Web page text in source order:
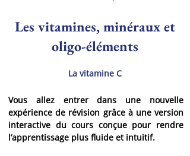
Les vitamines, minéraux et
oligo-éléments
La vitamine C
Vous allez entrer dans une nouvelle
expérience de révision grâce à une version
interactive du cours conçue pour rendre
l’apprentissage plus fluide et intuitif.